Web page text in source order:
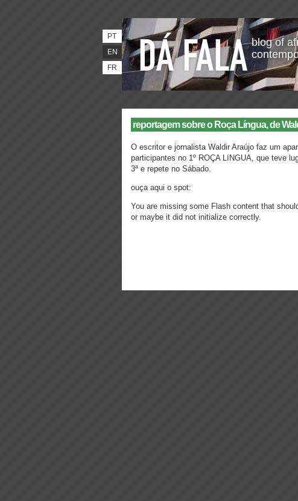
blog of
PT
EN
FR
reportagem sobre o Roça Língua, de
O escritor e jornalista Waldir Araújo faz um
participantes no 1º ROÇA LíNGUA, que teve
3ª e repete no Sábado.
ouça aqui o spot:
You are missing some Flash content that
or maybe it did not initialize correctly.